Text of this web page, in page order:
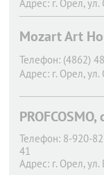
Адрес: г. Орел, ул.
Mozart Art
Телефон: (4862)
Адрес: г. Орел, ул.
Телефон: 8-920-
41
Адрес: г. Орел, ул.